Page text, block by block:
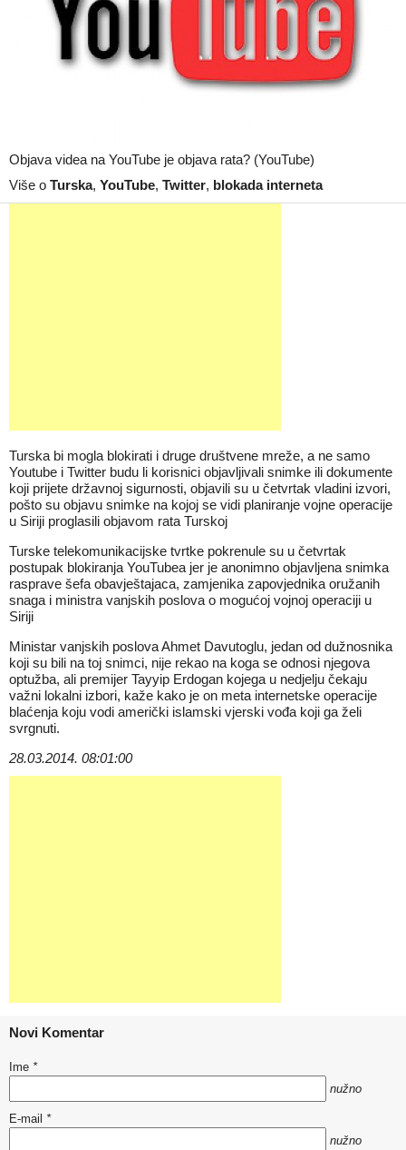
Objava videa na YouTube je objava rata? (YouTube)
Više o Turska, YouTube, Twitter, blokada interneta
Turska bi mogla blokirati i druge društvene mreže, a ne samo
Youtube i Twitter budu li korisnici objavljivali snimke ili dokumente
koji prijete državnoj sigurnosti, objavili su u četvrtak vladini izvori,
pošto su objavu snimke na kojoj se vidi planiranje vojne operacije
u Siriji proglasili objavom rata Turskoj
Turske telekomunikacijske tvrtke pokrenule su u četvrtak
postupak blokiranja YouTubea jer je anonimno objavljena snimka
rasprave šefa obavještajaca, zamjenika zapovjednika oružanih
snaga i ministra vanjskih poslova o mogućoj vojnoj operaciji u
Siriji
Ministar vanjskih poslova Ahmet Davutoglu, jedan od dužnosnika
koji su bili na toj snimci, nije rekao na koga se odnosi njegova
optužba, ali premijer Tayyip Erdogan kojega u nedjelju čekaju
važni lokalni izbori, kaže kako je on meta internetske operacije
blaćenja koju vodi američki islamski vjerski vođa koji ga želi
svrgnuti.
28.03.2014. 08:01:00
Novi Komentar
Ime *
nužno
E-mail *
nužno